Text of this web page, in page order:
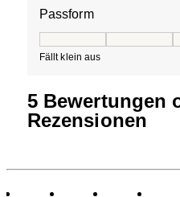
Passform
Fällt klein aus
5 Bewertungen
Rezensionen